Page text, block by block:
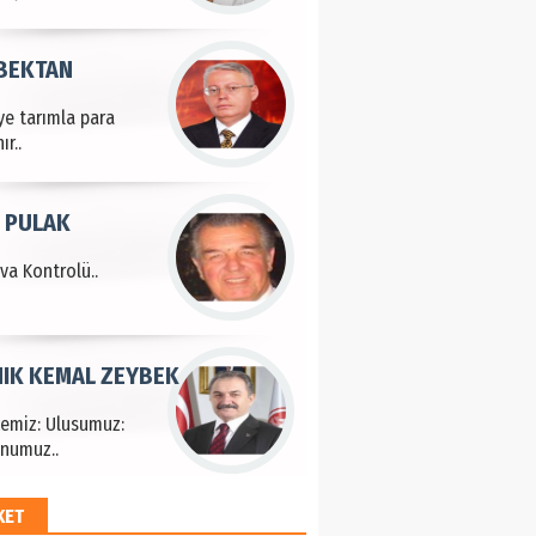
ve
tarımla para
Kontrolü..
PULAK
Ulusumuz:
KEMAL ZEYBEK
HAYRİ PEKER